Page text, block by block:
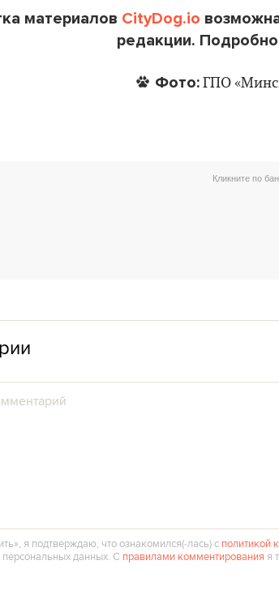
материалов CityDog.io
редакции.
Фото:ГПО
я подтверждаю, что ознакомился(‑лась) с политикой
персональных данных. С правилами комментирования я